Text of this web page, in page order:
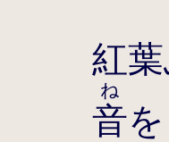
紅
音
ね